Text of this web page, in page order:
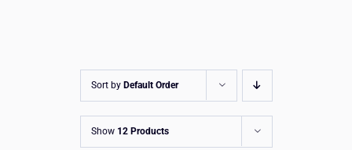
ΑΞΕΣΟΥΑΡ
Sort by Default Order
Show 12 Products